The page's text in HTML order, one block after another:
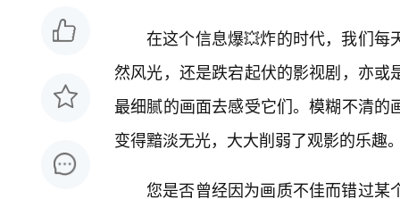
在这个信息爆💥炸的时代，我们每
然风光，还是跌宕起伏的影视剧，亦
最细腻的画面去感受它们。模糊不清
变得黯淡无光，大大削弱了观影的乐趣
您是否曾经因为画质不佳而错过某